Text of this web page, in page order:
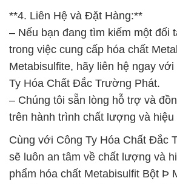
**4. Liên Hệ và Đặt Hàng:**
– Nếu bạn đang tìm kiếm một đối
trong việc cung cấp hóa chất
Metabisulfite, hãy liên hệ ngay
Ty Hóa Chất Đắc Trường Phát.
– Chúng tôi sẵn lòng hỗ trợ và
trên hành trình chất lượng và hiệu
Cùng với Công Ty Hóa Chất Đắc
sẽ luôn an tâm về chất lượng và
phẩm hóa chất Metabisulfit Bột Þ